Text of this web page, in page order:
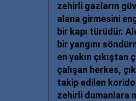
zehirli gazların
alana girmesini
bir kapı türüdür.
bir yangını
en yakın çıkıştan
çalışan herkes,
takip edilen
zehirli dumanlara